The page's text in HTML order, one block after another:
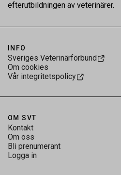
efterutbildningen av veterinärer.
INFO
Sveriges Veterinärförbund
Om cookies
Vår integritetspolicy
OM SVT
Kontakt
Om oss
Bli prenumerant
Logga in